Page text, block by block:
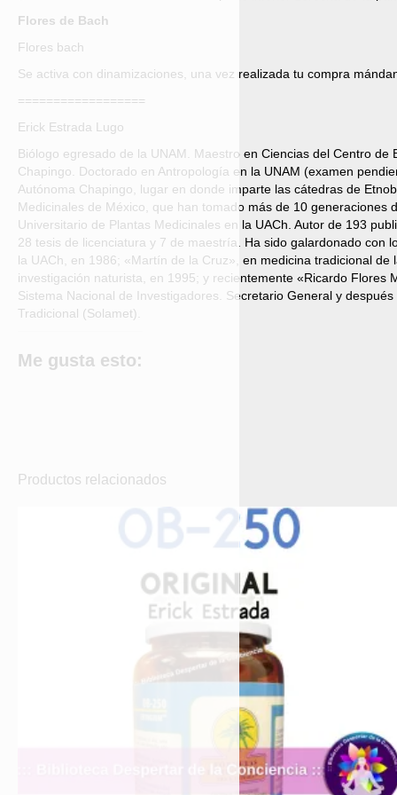
Flores de Bach
Flores bach
Se activa con dinamizaciones, una vez realizada tu compra
==================
Erick Estrada Lugo
Biólogo egresado de la UNAM. Maestro en Ciencias del Centro
Chapingo. Doctorado en Antropología en la UNAM (examen
Autónoma Chapingo, lugar en donde imparte las cátedras de
Medicinales de México, que han tomado más de 10
Universitario de Plantas Medicinales en la UACh. Autor de 193
28 tesis de licenciatura y 7 de maestría. Ha sido galardonado con
la UACh, en 1986; «Martín de la Cruz», en medicina tradicional
investigación naturista, en 1995; y recientemente «Ricardo
Sistema Nacional de Investigadores. Secretario General y
Tradicional (Solamet).
Me gusta esto:
Productos relacionados